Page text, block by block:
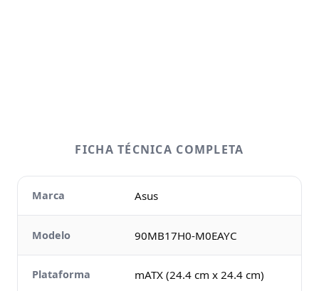
FICHA TÉCNICA COMPLETA
Marca Asus
Modelo 90MB17H0-M0EAYC
Plataforma mATX (24.4 cm x 24.4 cm)